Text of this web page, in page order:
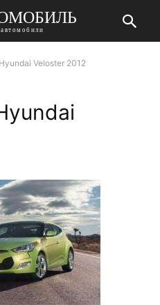
Veloster 2012